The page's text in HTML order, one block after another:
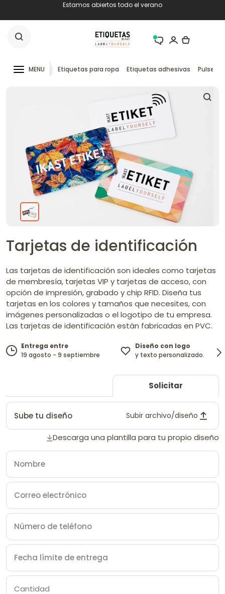
Estamos abiertos todo el verano
MENU Etiquetas para ropa Etiquetas adhesivas
Tarjetas de identificación
Las tarjetas de identificación son ideales como tarjetas
de membresía, tarjetas VIP y tarjetas de acceso, con
opción de impresión, grabado y chip RFID. Diseña tus
tarjetas en los colores y tamaños que necesites, con
imágenes personalizadas o el logotipo de tu empresa.
Las tarjetas de identificación están fabricadas en PVC.
Entrega entre
19 agosto - 9 septiembre
Diseño con logo
y texto personalizado.
Solicitar
Sube tu diseño Subir archivo/diseño
Descarga una plantilla para tu propio diseño